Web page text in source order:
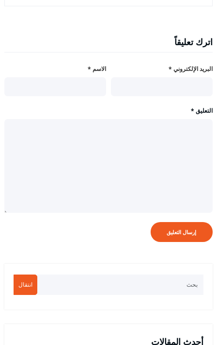
اترك تعليقاً
الاسم * البريد الإلكتروني *
التعليق *
انتقال
أحدث المقالات